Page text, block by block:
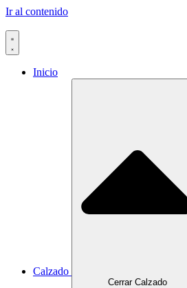
Ir al contenido
Inicio
Calzado
Cerrar Calzado